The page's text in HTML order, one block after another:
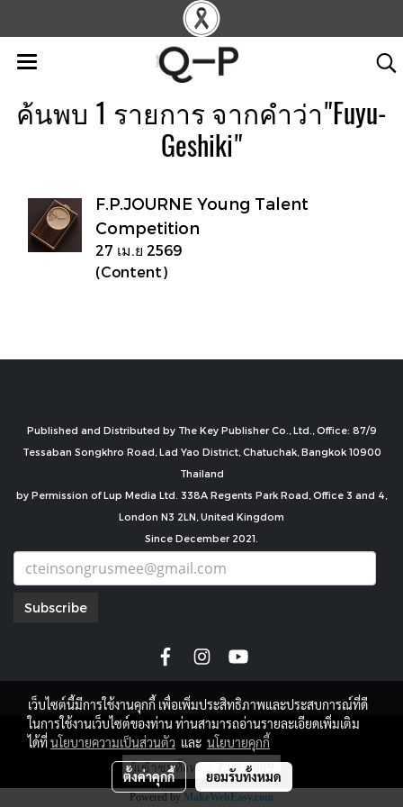
ค้นพบ 1 รายการ จากคำว่า"Fuyu-
Geshiki"
F.P.JOURNE Young Talent
Competition
27 เม.ย 2569
(Content)
Published and Distributed by The Key Publisher Co., Ltd., Office: 87/9
Tessaban Songkhro Road, Lad Yao District, Chatuchak, Bangkok 10900
Thailand
by Permission of Lup Media Ltd. 338A Regents Park Road, Office 3 and 4,
London N3 2LN, United Kingdom
Since December 2021.
Subscribe
copyright by
ผู้เข้าชมทั้งหมด7,693,889
Powered byMakeWebEasy.com
เว็บไซต์นี้มีการใช้งานคุกกี้ เพื่อเพิ่มประสิทธิภาพและประสบการณ์ที่ดี
ในการใช้งานเว็บไซต์ของท่าน ท่านสามารถอ่านรายละเอียดเพิ่มเติม
ได้ที่นโยบายความเป็นส่วนตัว และ นโยบายคุกกี้
ตั้งค่าคุกกี้ ยอมรับทั้งหมด